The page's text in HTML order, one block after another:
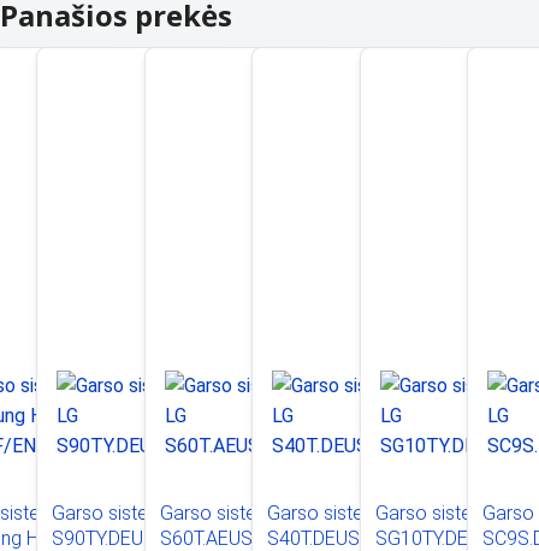
Panašios prekės
HW-
Garso sistema LG
S90TY.DEUSLLK
Garso sistema LG
S60T.AEUSLLK
Garso sistema LG
S40T.DEUSLLK
Garso sistema LG
SG10TY.DEUSLLK
Garso